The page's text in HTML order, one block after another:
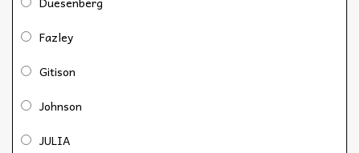
Fazley
Gitison
Johnson
JULIA